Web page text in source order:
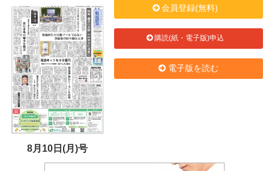
8月10日(月)号
会員登録(無料)
購読(紙・電子版)申込
電子版を読む